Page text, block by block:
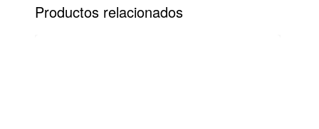
Productos relacionados